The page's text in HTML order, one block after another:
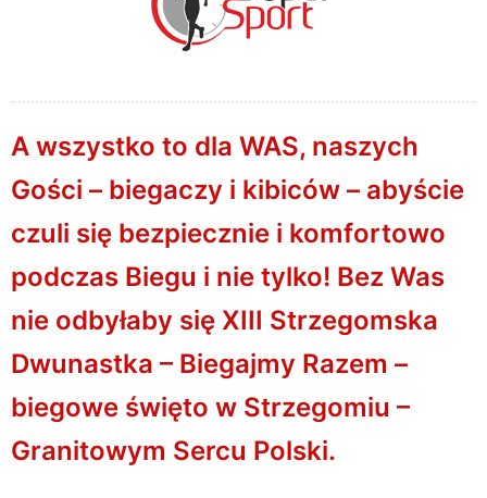
A wszystko to dla WAS, naszych
Gości – biegaczy i kibiców – abyście
czuli się bezpiecznie i komfortowo
podczas Biegu i nie tylko! Bez Was
nie odbyłaby się XIII Strzegomska
Dwunastka – Biegajmy Razem –
biegowe święto w Strzegomiu –
Granitowym Sercu Polski.